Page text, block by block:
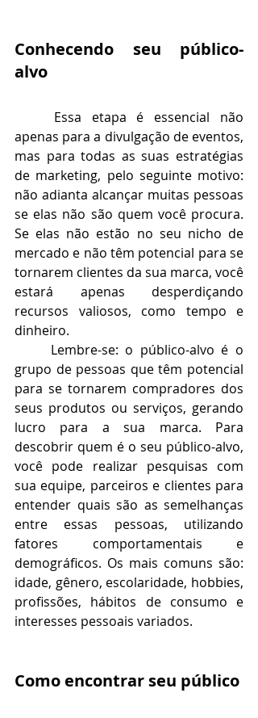
Conhecendo seu público-
alvo
Essa etapa é essencial não
apenas para a divulgação de eventos,
mas para todas as suas estratégias
de marketing, pelo seguinte motivo:
não adianta alcançar muitas pessoas
se elas não são quem você procura.
Se elas não estão no seu nicho de
mercado e não têm potencial para se
tornarem clientes da sua marca, você
estará apenas desperdiçando
recursos valiosos, como tempo e
dinheiro.
Lembre-se: o público-alvo é o
grupo de pessoas que têm potencial
para se tornarem compradores dos
seus produtos ou serviços, gerando
lucro para a sua marca. Para
descobrir quem é o seu público-alvo,
você pode realizar pesquisas com
sua equipe, parceiros e clientes para
entender quais são as semelhanças
entre essas pessoas, utilizando
fatores comportamentais e
demográficos. Os mais comuns são:
idade, gênero, escolaridade, hobbies,
profissões, hábitos de consumo e
interesses pessoais variados.
Como encontrar seu público